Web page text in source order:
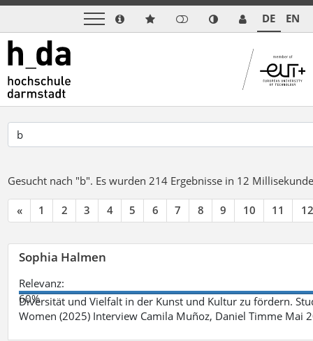
DE EN
Gesucht nach "b". Es wurden 214 Ergebnisse in 12
« 1 2 3 4 5 6 7 8 9 10 11 12
Sophia Halmen
Relevanz:
60%
Diversität und Vielfalt in der Kunst und Kultur zu fördern.
Women (2025) Interview Camila Muñoz, Daniel Timme Mai